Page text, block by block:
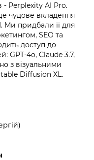
- Perplexity AI Pro.
чудове вкладення
Ми придбали її для
SEO та
доступ до
GPT-4o, Claude 3.7,
з візуальними
Diffusion XL.